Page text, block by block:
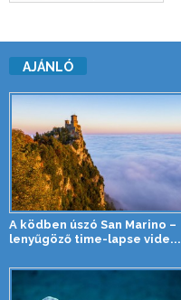
AJÁNLÓ
A ködben úszó San Marino –
lenyűgöző time-lapse vide...